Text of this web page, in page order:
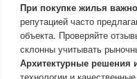
При покупке жилья
репутацией часто
объекта. Проверяйте
склонны учитывать
Архитектурные решения